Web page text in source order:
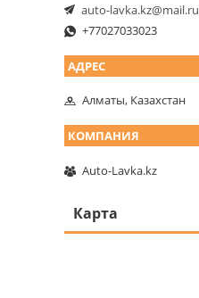
auto-lavka.kz@mail.ru
+77027033023
Алматы, Казахстан
Auto-Lavka.kz
Карта